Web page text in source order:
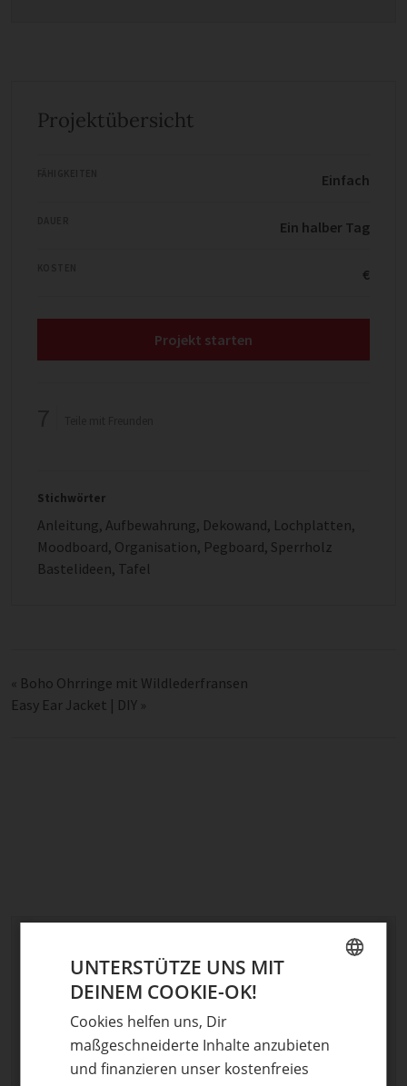
Projektübersicht
Einfach
Ein halber Tag
€
Projekt starten
Stichwörter
Anleitung, Aufbewahrung, Dekowand, Lochplatten,
Moodboard, Organisation, Pegboard, Sperrholz
Bastelideen, Tafel
« Boho Ohrringe mit Wildlederfransen
Easy Ear Jacket | DIY »
Deine E-Mail-Adresse wird nicht veröffentlicht.
Erforderliche Felder sind mit*markiert
Kommentar*
UNTERSTÜTZE UNS MIT
DEINEM COOKIE-OK!
Cookies helfen uns, Dir
maßgeschneiderte Inhalte anzubieten
und finanzieren unser kostenfreies